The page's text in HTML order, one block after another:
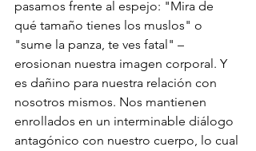
pasamos frente al espejo: "Mira de
qué tamaño tienes los muslos" o
"sume la panza, te ves fatal" –
erosionan nuestra imagen corporal. Y
es dañino para nuestra relación con
nosotros mismos. Nos mantienen
enrollados en un interminable diálogo
antagónico con nuestro cuerpo, lo cual